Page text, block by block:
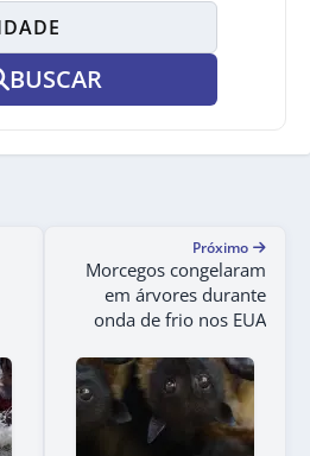
BUSCAR
Próximo
Morcegos congelaram
em árvores durante
onda de frio nos EUA